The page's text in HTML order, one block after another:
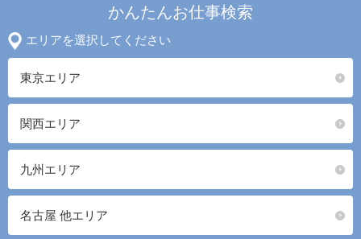
かんたんお仕事検索
エリアを選択してください
東京エリア
関西エリア
九州エリア
名古屋 他エリア